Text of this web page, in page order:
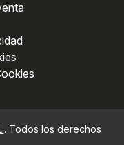
. Todos los derechos